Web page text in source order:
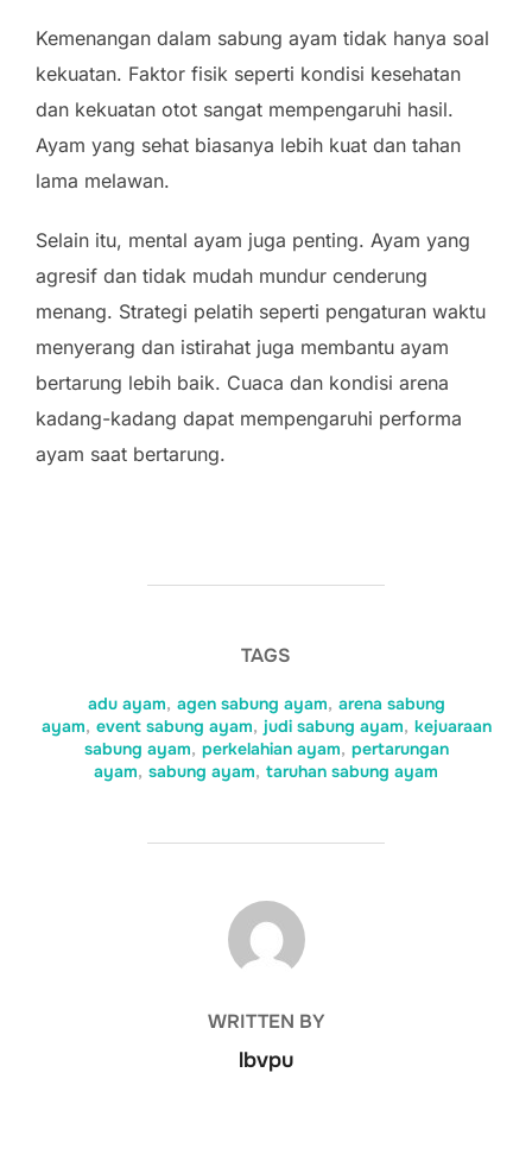
Kemenangan dalam sabung ayam tidak hanya soal
kekuatan. Faktor fisik seperti kondisi kesehatan
dan kekuatan otot sangat mempengaruhi hasil.
Ayam yang sehat biasanya lebih kuat dan tahan
lama melawan.
Selain itu, mental ayam juga penting. Ayam yang
agresif dan tidak mudah mundur cenderung
menang. Strategi pelatih seperti pengaturan waktu
menyerang dan istirahat juga membantu ayam
bertarung lebih baik. Cuaca dan kondisi arena
kadang-kadang dapat mempengaruhi performa
ayam saat bertarung.
TAGS
adu ayam, agen sabung ayam, arena sabung
ayam, event sabung ayam, judi sabung ayam, kejuaraan
sabung ayam, perkelahian ayam, pertarungan
ayam, sabung ayam, taruhan sabung ayam
POST AUTHOR
WRITTEN BY
lbvpu